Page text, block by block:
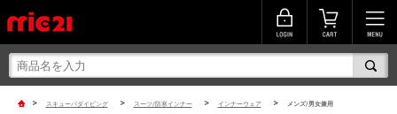
> スキューバダイビング > スーツ/防寒インナー > インナーウェア > メンズ/男女兼用